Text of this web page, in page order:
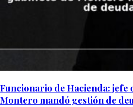
Funcionario de Hacienda: jefe
Montero mandó gestión de